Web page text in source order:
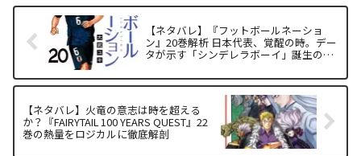
【ネタバレ】『フットボールネーショ
ン』20巻解析 日本代表、覚醒の時。デー
タが示す「シンデレラボーイ」誕生の必
【ネタバレ】火竜の意志は時を超える
か？『FAIRYTAIL 100 YEARS QUEST』22
巻の熱量をロジカルに徹底解剖